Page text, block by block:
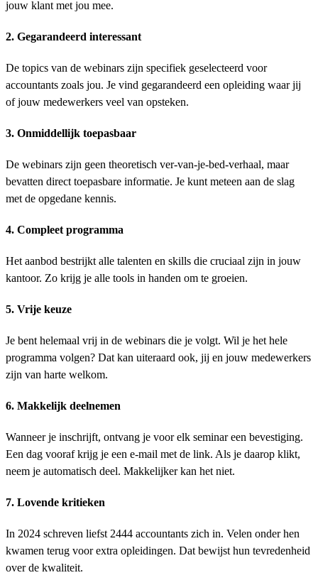
jouw klant met jou mee.
2. Gegarandeerd interessant
De topics van de webinars zijn specifiek geselecteerd voor
accountants zoals jou. Je vind gegarandeerd een opleiding waar jij
of jouw medewerkers veel van opsteken.
3. Onmiddellijk toepasbaar
De webinars zijn geen theoretisch ver-van-je-bed-verhaal, maar
bevatten direct toepasbare informatie. Je kunt meteen aan de slag
met de opgedane kennis.
4. Compleet programma
Het aanbod bestrijkt alle talenten en skills die cruciaal zijn in jouw
kantoor. Zo krijg je alle tools in handen om te groeien.
5. Vrije keuze
Je bent helemaal vrij in de webinars die je volgt. Wil je het hele
programma volgen? Dat kan uiteraard ook, jij en jouw medewerkers
zijn van harte welkom.
6. Makkelijk deelnemen
Wanneer je inschrijft, ontvang je voor elk seminar een bevestiging.
Een dag vooraf krijg je een e-mail met de link. Als je daarop klikt,
neem je automatisch deel. Makkelijker kan het niet.
7. Lovende kritieken
In 2024 schreven liefst 2444 accountants zich in. Velen onder hen
kwamen terug voor extra opleidingen. Dat bewijst hun tevredenheid
over de kwaliteit.